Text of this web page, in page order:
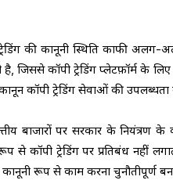
की कानूनी स्थिति काफी
है, जिससे कॉपी ट्रेडिंग प्लेटफ़ॉर्म के
कॉपी ट्रेडिंग सेवाओं की उपलब्धता
बाजारों पर सरकार के नियंत्रण के
से कॉपी ट्रेडिंग पर प्रतिबंध नहीं
रूप से काम करना चुनौतीपूर्ण